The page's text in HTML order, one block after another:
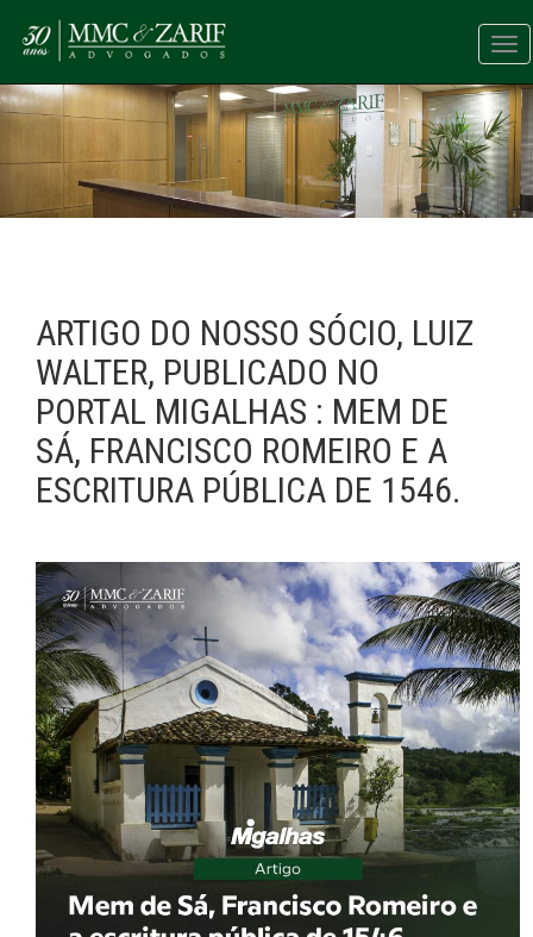
ARTIGO DO NOSSO SÓCIO, LUIZ
WALTER, PUBLICADO NO
PORTAL MIGALHAS : MEM DE
SÁ, FRANCISCO ROMEIRO E A
ESCRITURA PÚBLICA DE 1546.